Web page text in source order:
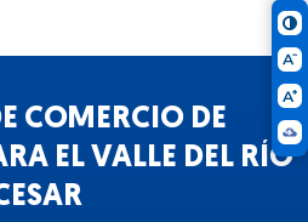
COMERCIO DE
EL VALLE DEL RÍO